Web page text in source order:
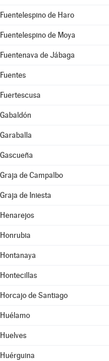
Fuentelespino de Haro
Fuentelespino de Moya
Fuentenava de Jábaga
Fuentes
Fuertescusa
Gabaldón
Garaballa
Gascueña
Graja de Campalbo
Graja de Iniesta
Henarejos
Honrubia
Hontanaya
Hontecillas
Horcajo de Santiago
Huélamo
Huelves
Huérguina